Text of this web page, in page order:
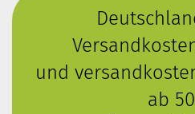
und
ab